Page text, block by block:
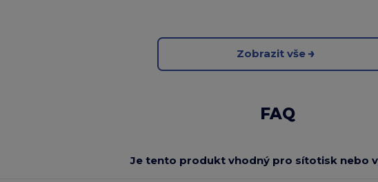
Zobrazit vše
FAQ
Je tento produkt vhodný pro sítotisk nebo